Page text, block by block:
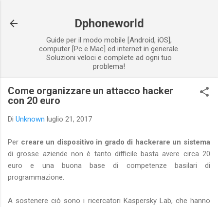
Dphoneworld
Guide per il modo mobile [Android, iOS],
computer [Pc e Mac] ed internet in generale.
Soluzioni veloci e complete ad ogni tuo
problema!
Come organizzare un attacco hacker
con 20 euro
Di Unknown luglio 21, 2017
Per creare un dispositivo in grado di hackerare un sistema
di grosse aziende non è tanto difficile basta avere circa 20
euro e una buona base di competenze basilari di
programmazione.
A sostenere ciò sono i ricercatori Kaspersky Lab, che hanno